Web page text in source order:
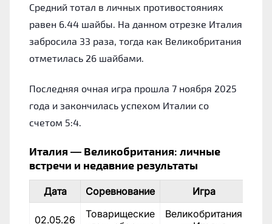
Средний тотал в личных противостояниях
равен 6.44 шайбы. На данном отрезке Италия
забросила 33 раза, тогда как Великобритания
отметилась 26 шайбами.
Последняя очная игра прошла 7 ноября 2025
года и закончилась успехом Италии со
счетом 5:4.
Италия — Великобритания: личные
встречи и недавние результаты
Дата Соревнование Игра
02.05.26
Товарищеские
Великобритания